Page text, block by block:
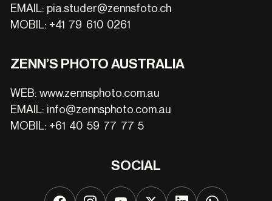
SOCIAL
EMAIL: pia.studer@zennsfoto.ch
MOBIL: +41 79 610 0261
ZENN’S PHOTO AUSTRALIA
WEB: www.zennsphoto.com.au
EMAIL: info@zennsphoto.com.au
MOBIL: +61 40 59 77 77 5